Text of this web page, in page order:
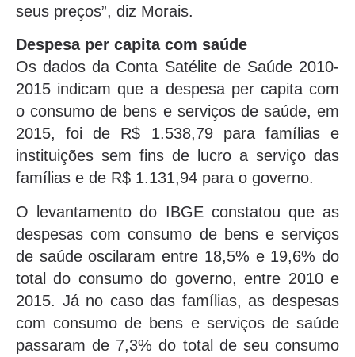
seus preços”, diz Morais.
Despesa per capita com saúde
Os dados da Conta Satélite de Saúde 2010-
2015 indicam que a despesa per capita com
o consumo de bens e serviços de saúde, em
2015, foi de R$ 1.538,79 para famílias e
instituições sem fins de lucro a serviço das
famílias e de R$ 1.131,94 para o governo.
O levantamento do IBGE constatou que as
despesas com consumo de bens e serviços
de saúde oscilaram entre 18,5% e 19,6% do
total do consumo do governo, entre 2010 e
2015. Já no caso das famílias, as despesas
com consumo de bens e serviços de saúde
passaram de 7,3% do total de seu consumo